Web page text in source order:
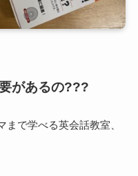
があるの???
で学べる英会話教室、